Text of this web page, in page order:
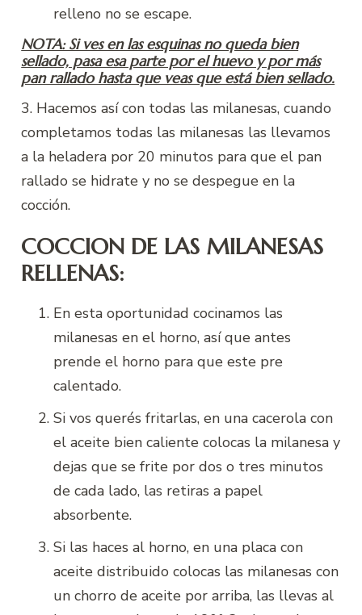
relleno no se escape.
NOTA: Si ves en las esquinas no queda bien
sellado, pasa esa parte por el huevo y por más
pan rallado hasta que veas que está bien sellado.
3. Hacemos así con todas las milanesas, cuando
completamos todas las milanesas las llevamos
a la heladera por 20 minutos para que el pan
rallado se hidrate y no se despegue en la
cocción.
COCCION DE LAS MILANESAS
RELLENAS:
En esta oportunidad cocinamos las
milanesas en el horno, así que antes
prende el horno para que este pre
calentado.
Si vos querés fritarlas, en una cacerola con
el aceite bien caliente colocas la milanesa y
dejas que se frite por dos o tres minutos
de cada lado, las retiras a papel
absorbente.
Si las haces al horno, en una placa con
aceite distribuido colocas las milanesas con
un chorro de aceite por arriba, las llevas al